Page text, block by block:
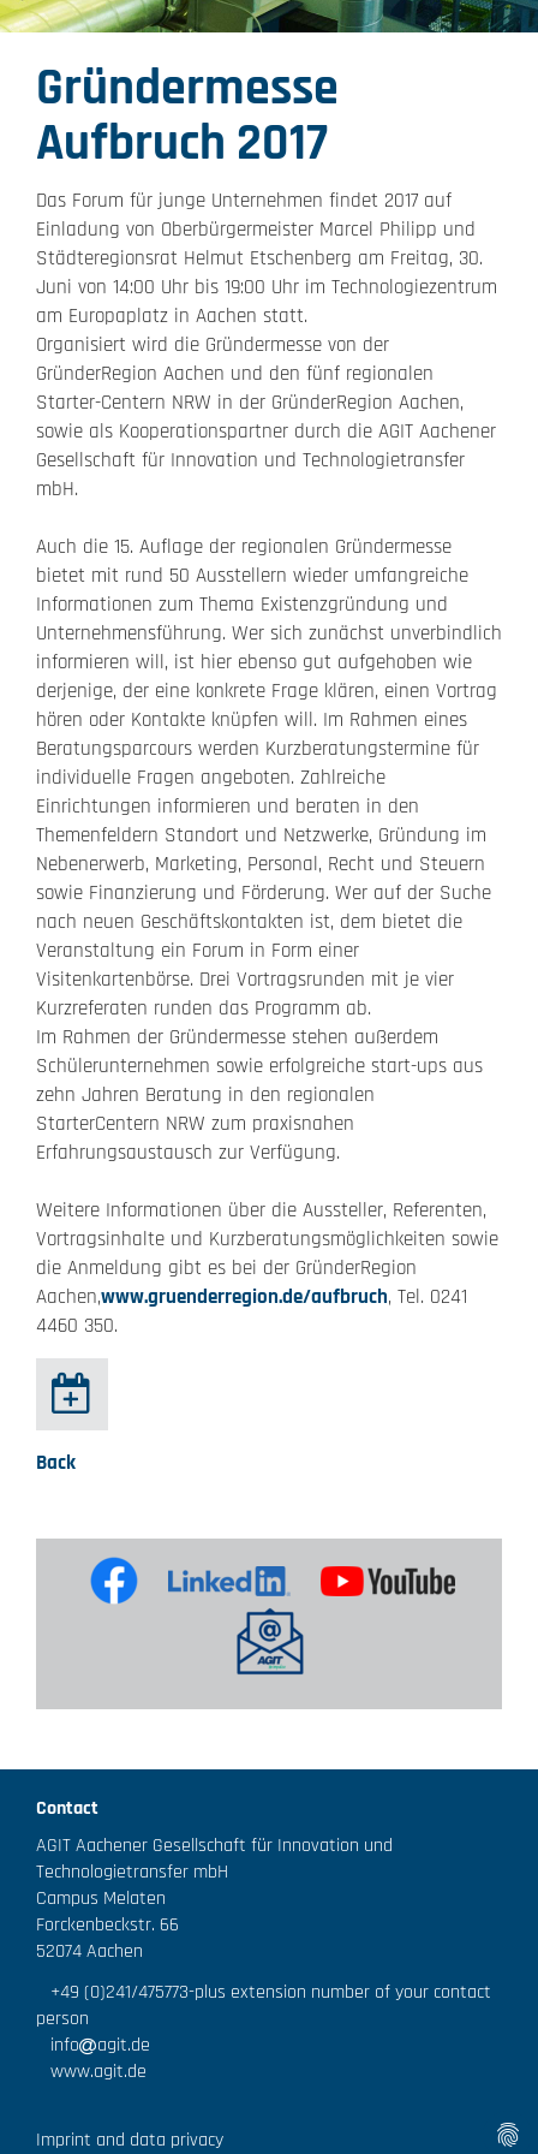
Gründermesse
Aufbruch 2017
Das Forum für junge Unternehmen findet 2017 auf
Einladung von Oberbürgermeister Marcel Philipp und
Städteregionsrat Helmut Etschenberg am Freitag, 30.
Juni von 14:00 Uhr bis 19:00 Uhr im Technologiezentrum
am Europaplatz in Aachen statt.
Organisiert wird die Gründermesse von der
GründerRegion Aachen und den fünf regionalen
Starter-Centern NRW in der GründerRegion Aachen,
sowie als Kooperationspartner durch die AGIT Aachener
Gesellschaft für Innovation und Technologietransfer
mbH.
Auch die 15. Auflage der regionalen Gründermesse
bietet mit rund 50 Ausstellern wieder umfangreiche
Informationen zum Thema Existenzgründung und
Unternehmensführung. Wer sich zunächst unverbindlich
informieren will, ist hier ebenso gut aufgehoben wie
derjenige, der eine konkrete Frage klären, einen Vortrag
hören oder Kontakte knüpfen will. Im Rahmen eines
Beratungsparcours werden Kurzberatungstermine für
individuelle Fragen angeboten. Zahlreiche
Einrichtungen informieren und beraten in den
Themenfeldern Standort und Netzwerke, Gründung im
Nebenerwerb, Marketing, Personal, Recht und Steuern
sowie Finanzierung und Förderung. Wer auf der Suche
nach neuen Geschäftskontakten ist, dem bietet die
Veranstaltung ein Forum in Form einer
Visitenkartenbörse. Drei Vortragsrunden mit je vier
Kurzreferaten runden das Programm ab.
Im Rahmen der Gründermesse stehen außerdem
Schülerunternehmen sowie erfolgreiche start-ups aus
zehn Jahren Beratung in den regionalen
StarterCentern NRW zum praxisnahen
Erfahrungsaustausch zur Verfügung.
Weitere Informationen über die Aussteller, Referenten,
Vortragsinhalte und Kurzberatungsmöglichkeiten sowie
die Anmeldung gibt es bei der GründerRegion
Aachen,www.gruenderregion.de/aufbruch, Tel. 0241
4460 350.
Back
Contact
AGIT Aachener Gesellschaft für Innovation und
Technologietransfer mbH
Campus Melaten
Forckenbeckstr. 66
52074 Aachen
+49 (0)241/475773-plus extension number of your contact
person
info
agit.de
www.agit.de
Imprint and data privacy